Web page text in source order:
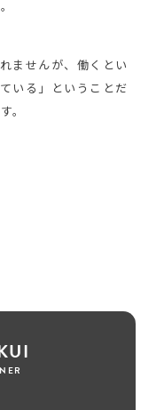
ませんが、働くとい
いる」ということだ
。